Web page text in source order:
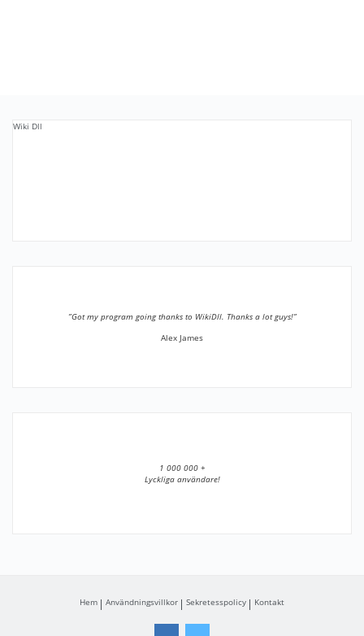
Wiki Dll
”Got my program going thanks to WikiDll. Thanks a lot guys!”
Alex James
1 000 000 +
Lyckliga användare!
Hem Användningsvillkor Sekretesspolicy Kontakt